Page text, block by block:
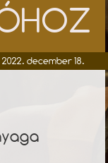
2022. december 18.